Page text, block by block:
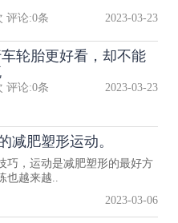
评论:0条 2023-03-23
轮胎更好看，却不能
评论:0条 2023-03-23
减肥塑形运动。
巧，运动是减肥塑形的最好方
也越来越..
2023-03-06